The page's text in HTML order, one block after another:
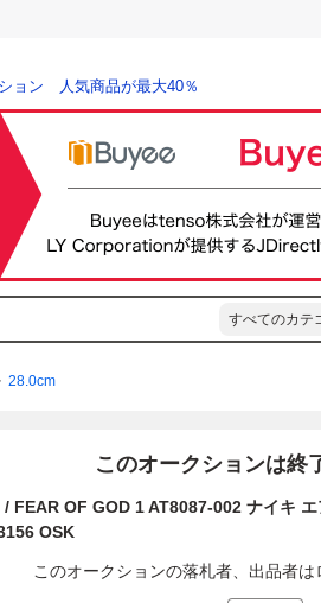
ョン 人気商品が最大40％
すべてのカテ
28.0cm
このオークションは終
FEAR OF GOD 1 AT8087-002 ナイキ
OSK
このオークションの落札者、出品者は